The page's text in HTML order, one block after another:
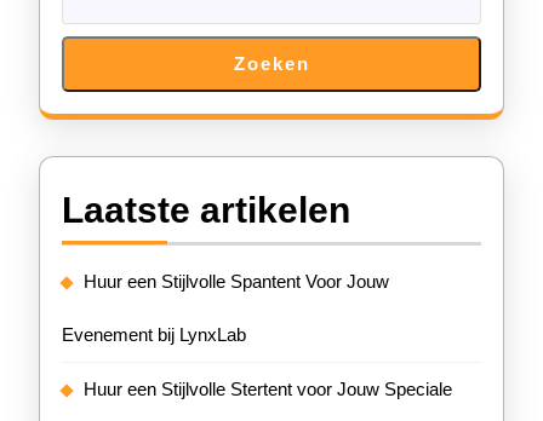
Zoeken
Laatste artikelen
Huur een Stijlvolle Spantent Voor Jouw
Evenement bij LynxLab
Huur een Stijlvolle Stertent voor Jouw Speciale